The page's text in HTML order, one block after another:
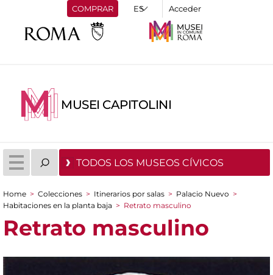
COMPRAR Acceder
MUSEI CAPITOLINI
TODOS LOS MUSEOS CÍVICOS
You are here
Home > Colecciones > Itinerarios por salas > Palacio Nuevo >
Habitaciones en la planta baja > Retrato masculino
Retrato masculino